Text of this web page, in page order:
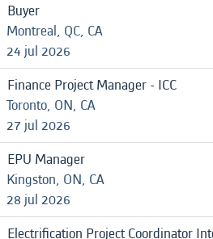
Buyer
Montreal, QC, CA
24 jul 2026
Finance Project Manager - ICC
Toronto, ON, CA
27 jul 2026
EPU Manager
Kingston, ON, CA
28 jul 2026
Electrification Project Coordinator